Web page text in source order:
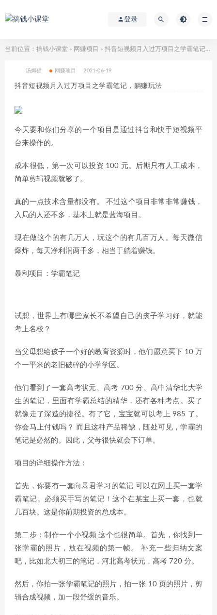
登录
当前位置： 搞钱小课堂 > 网赚项目 > 抖音短视频月入过万项目之学霸笔记，躺赚玩法
汤姆猫 网赚项目 2021-06-19
抖音短视频月入过万项目之学霸笔记，躺赚玩法
今天要和你们分享的一个项目是通过抖音和快手短视频平
台来操作的。
成本很低，第一次可以投资 100 元。后期只有人工成本，
简单剪辑视频就够了。
真的一点技术含量都没有。 不过这个项目非常非常赚钱，
入局的人还不多，基本上就是蓝海项目。
现在做这个的有几万人，玩这个的有几百万人。每天微信
爆炸，每天净利润两千多，相当于躺着赚钱。
暴利项目：学霸笔记
试想，世界上有哪些家长不希望自己的孩子学习好，就能
考上名校？
当父母想给孩子一个好的教育资源时，他们愿意买下 10 万
个一平米的老旧破碎的小学学区。
他们看到了一套高考状元、高考 700 分、高中清华北大学
生的笔记，里面有学霸总结的精华，还有各种考点。买了
就像走了深造的捷径。有了它，宝宝就可以考上 985 了。
你会马上付钱吗？ 而且这种产品稀缺，随处可见，学霸的
笔记是必然的。因此，父母很快就会下订单。
项目的详细操作方法：
首先，你要有一套向暴君学习的笔记 可以在网上买一套学
霸笔记。必须买手写的笔记！这个在某宝上买一套，也就
几百块。这是你前期投资的总成本。
第二步：制作一个小视频 这个也很简单。首先，你找到一
张学霸的照片，放在视频的第一帧。 补充一些归纳文案
吧，比如北大初三的笔记，河北高考状元，高考 720 分。
然后，你拍一张学霸笔记的照片，拍一张 10 页的照片，剪
辑合成视频，加一段舒缓的音乐。